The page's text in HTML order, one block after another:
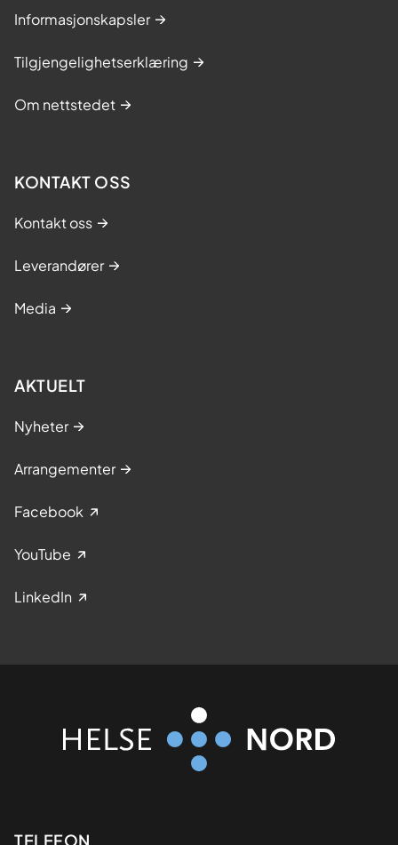
Informasjonskapsler
Tilgjengelighetserklæring
Om nettstedet
KONTAKT OSS
Kontakt oss
Leverandører
Media
AKTUELT
Nyheter
Arrangementer
Facebook
YouTube
LinkedIn
TELEFON